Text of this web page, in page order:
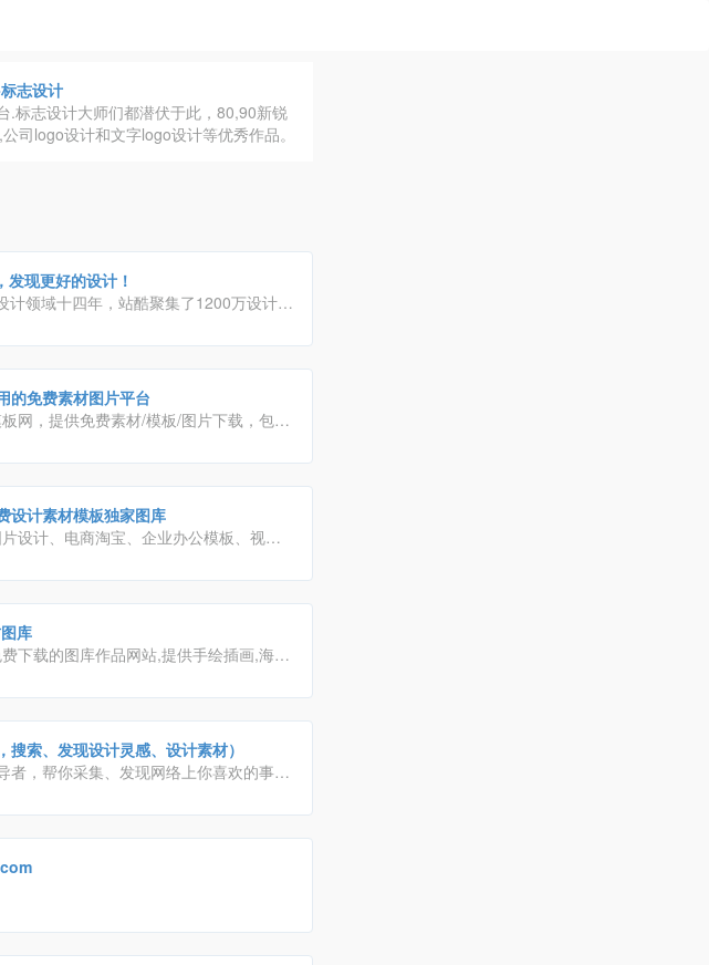
志设计
标志设计大师们都潜伏于此，80,90新锐
司logo设计和文字logo设计等优秀作品。
现更好的设计！
领域十四年，站酷聚集了1200万设计
的免费素材图片平台
网，提供免费素材/模板/图片下载，包括
，高速免费下载。
设计素材模板独家图库
设计、电商淘宝、企业办公模板、视
网。
库
下载的图库作品网站,提供手绘插画,海
，百万图片量和设计师在这里找到满意的
索、发现设计灵感、设计素材）
者，帮你采集、发现网络上你喜欢的事